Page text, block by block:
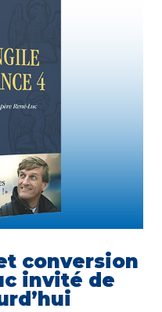
conversion
invité de